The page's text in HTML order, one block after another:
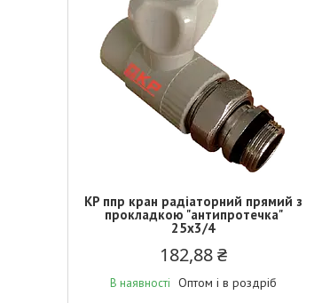
KP ппр кран радіаторний прямий з
прокладкою "антипротечка"
25x3/4
182,88 ₴
В наявності Оптом і в роздріб